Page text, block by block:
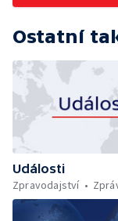
Ostatní
Události
Zpravodajství